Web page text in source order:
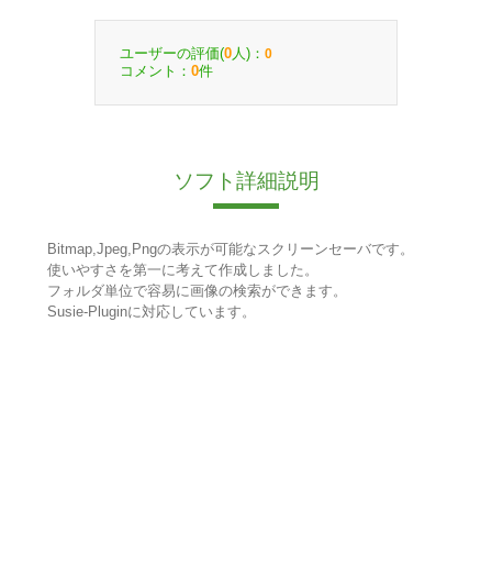
ユーザーの評価(0 人)： 0
コメント： 0件
ソフト詳細説明
Bitmap,Jpeg,Pngの表示が可能なスクリーンセーバです。
使いやすさを第一に考えて作成しました。
フォルダ単位で容易に画像の検索ができます。
Susie-Pluginに対応しています。